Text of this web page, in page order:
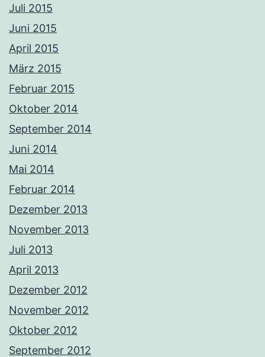
Juli 2015
Juni 2015
April 2015
März 2015
Februar 2015
Oktober 2014
September 2014
Juni 2014
Mai 2014
Februar 2014
Dezember 2013
November 2013
Juli 2013
April 2013
Dezember 2012
November 2012
Oktober 2012
September 2012